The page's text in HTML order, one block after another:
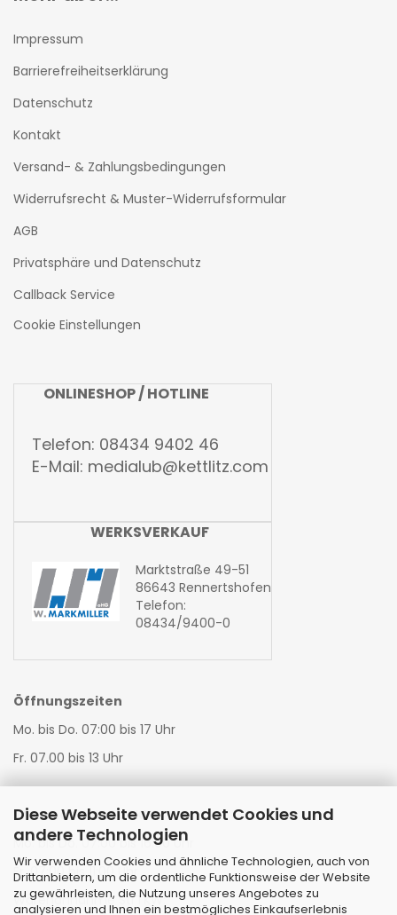
Diese Webseite verwendet Cookies und
andere Technologien
Wir verwenden Cookies und ähnliche Technologien, auch von
Drittanbietern, um die ordentliche Funktionsweise der Website
zu gewährleisten, die Nutzung unseres Angebotes zu
analysieren und Ihnen ein bestmögliches Einkaufserlebnis
Impressum
Barrierefreiheitserklärung
Datenschutz
Kontakt
Versand- & Zahlungsbedingungen
Widerrufsrecht & Muster-Widerrufsformular
AGB
Privatsphäre und Datenschutz
Callback Service
Cookie Einstellungen
ONLINESHOP / HOTLINE
Telefon: 08434 9402 46
E-Mail: medialub@kettlitz.com
WERKSVERKAUF
Marktstraße 49-51
86643 Rennertshofen
Telefon:
08434/9400-0
Öffnungszeiten
Mo. bis Do. 07:00 bis 17 Uhr
Fr. 07.00 bis 13 Uhr
Warenannahme LKW:
Mo. bis Do. 07:00 bis 16:00 Uhr
Fr. 07:00 bis 11:00 Uhr
Warenannahme StrTKW: